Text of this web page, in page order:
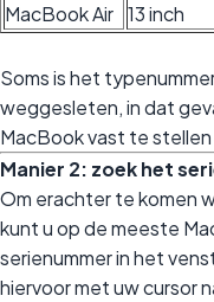
MacBook Air 13 inch
Soms is het
weggesleten, in dat
MacBook vast te
Manier 2: zoek het
Om erachter te komen
kunt u op de meeste
serienummer in het
hiervoor met uw cursor